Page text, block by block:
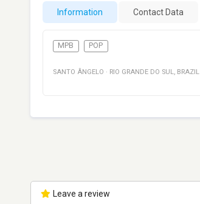
Information Contact Data
MPB POP
SANTO ÂNGELO · RIO GRANDE DO SUL, BRAZIL
Leave a review